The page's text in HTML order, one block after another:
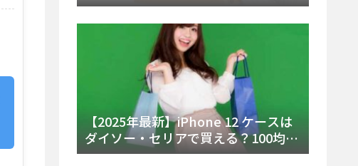
便・ゆうパック対応サイズと価格を
徹底解説
【2025年最新】iPhone 12 ケースは
ダイソー・セリアで買える？100均の
在庫状況と失敗しない選び方を徹底